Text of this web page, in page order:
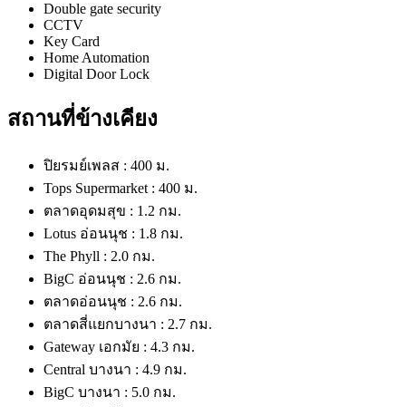
Double gate security
CCTV
Key Card
Home Automation
Digital Door Lock
สถานที่ข้างเคียง
ปิยรมย์เพลส : 400 ม.
Tops Supermarket : 400 ม.
ตลาดอุดมสุข : 1.2 กม.
Lotus อ่อนนุช : 1.8 กม.
The Phyll : 2.0 กม.
BigC อ่อนนุช : 2.6 กม.
ตลาดอ่อนนุช : 2.6 กม.
ตลาดสี่แยกบางนา : 2.7 กม.
Gateway เอกมัย : 4.3 กม.
Central บางนา : 4.9 กม.
BigC บางนา : 5.0 กม.